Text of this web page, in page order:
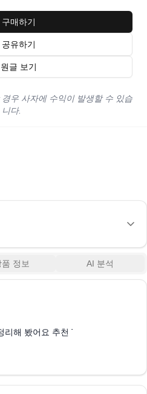
구매하기
공유하기
원글 보기
우 사자에 수익이 발생할 수 있습
니다.
품 정보 AI 분석
해 봤어요 추천 TOP10